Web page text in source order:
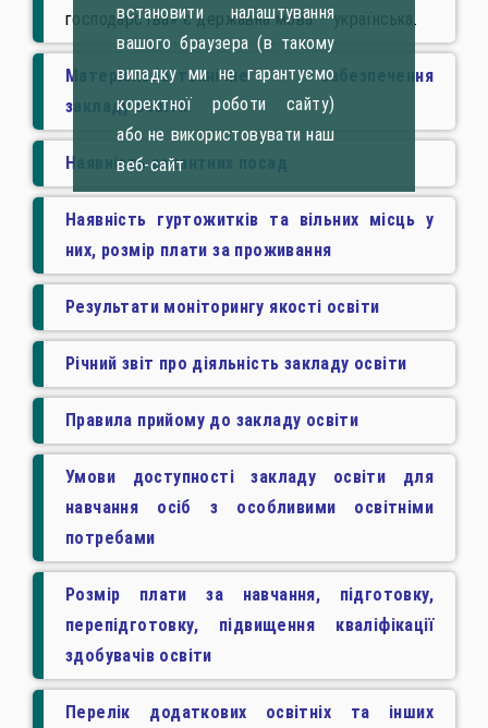
господарства» є державна мова – українська.
Матеріально-технічне забезпечення
закладу освіти
Наявність вакантних посад
Наявність гуртожитків та вільних місць у
них, розмір плати за проживання
Результати моніторингу якості освіти
Річний звіт про діяльність закладу освіти
Правила прийому до закладу освіти
Умови доступності закладу освіти для
навчання осіб з особливими освітніми
потребами
Розмір плати за навчання, підготовку,
перепідготовку, підвищення кваліфікації
здобувачів освіти
Перелік додаткових освітніх та інших
встановити налаштування
вашого браузера (в такому
випадку ми не гарантуємо
коректної роботи сайту)
або не використовувати наш
веб-сайт